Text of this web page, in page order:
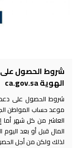
الهوية ca.gov.sa
شروط الحصول على
موعد حساب المواطن
العاشر من كل شهر
المال قبل أو بعد
لذلك ولكن من أجل